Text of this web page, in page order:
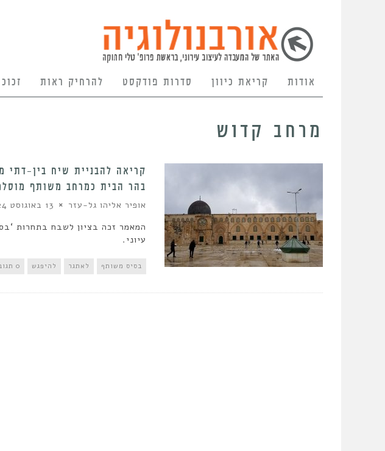
אודות קריאת כיוון סדרות פודקסט להרחיק ראות
מרחב קדוש
קריאה להבניית שיח בין-דתי
בהר הבית כמרחב משותף
אופיר אליהו גל-עזר 13 באוגוסט 2024
המאמר זכה בציון לשבח בתחרות
עיוני.
בסיס משותף לאתגר להיפגש 0 תגובות